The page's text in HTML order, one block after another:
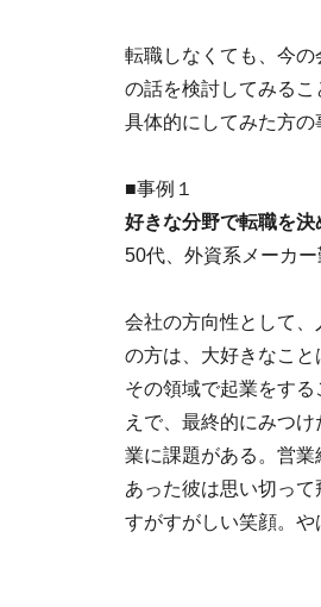
転職しなくても、今
の話を検討してみる
具体的にしてみた方の
■事例１
好きな分野で転職を決
50代、外資系メーカ
会社の方向性として
の方は、大好きなこと
その領域で起業をす
えで、最終的にみつ
業に課題がある。営
あった彼は思い切っ
すがすがしい笑顔。や